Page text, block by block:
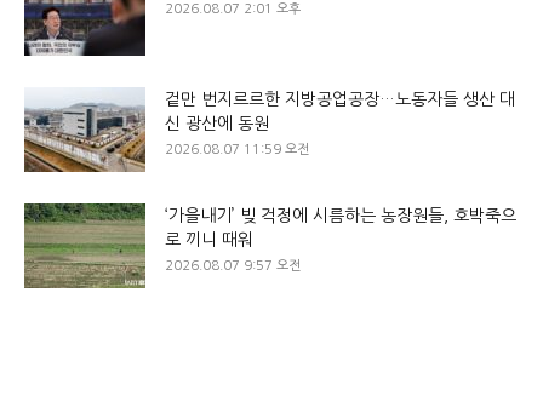
2026.08.07 2:01 오후
겉만 번지르르한 지방공업공장…노동자들 생산 대
신 광산에 동원
2026.08.07 11:59 오전
‘가을내기’ 빚 걱정에 시름하는 농장원들, 호박죽으
로 끼니 때워
2026.08.07 9:57 오전